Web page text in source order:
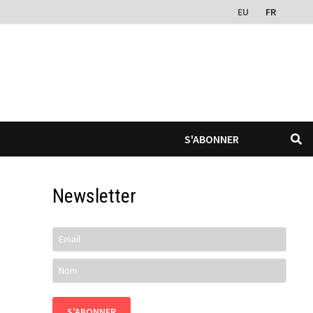
EU FR
S'ABONNER
Newsletter